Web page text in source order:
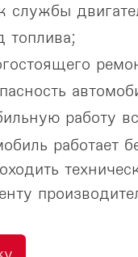
службы
топлива;
работу
работает